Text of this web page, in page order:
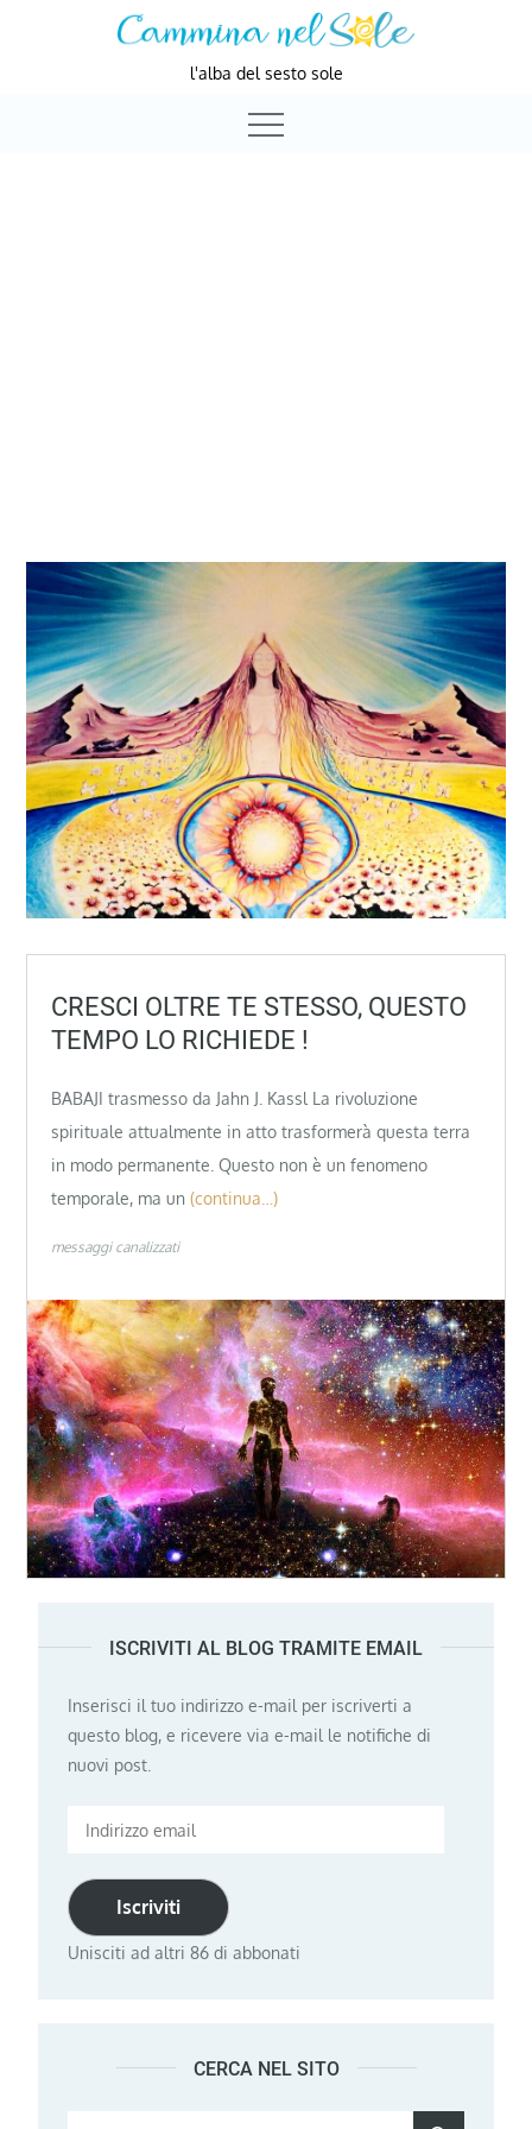
l'alba del sesto sole
CRESCI OLTRE TE STESSO, QUESTO
TEMPO LO RICHIEDE !
BABAJI trasmesso da Jahn J. Kassl La rivoluzione
spirituale attualmente in atto trasformerà questa terra
in modo permanente. Questo non è un fenomeno
temporale, ma un (continua…)
messaggi canalizzati
ISCRIVITI AL BLOG TRAMITE EMAIL
Inserisci il tuo indirizzo e-mail per iscriverti a
questo blog, e ricevere via e-mail le notifiche di
nuovi post.
Indirizzo
Iscriviti
Unisciti ad altri 86 di abbonati
CERCA NEL SITO